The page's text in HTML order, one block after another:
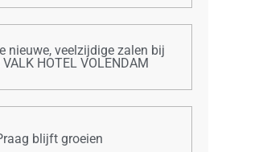
nieuwe, veelzijdige zalen bij
VALK HOTEL VOLENDAM
blijft groeien